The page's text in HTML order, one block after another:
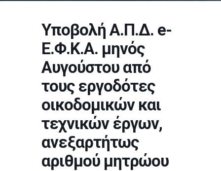
Υποβολή Α.Π.Δ. e-
Ε.Φ.Κ.Α. μηνός
Αυγούστου από
τους εργοδότες
οικοδομικών και
τεχνικών έργων,
ανεξαρτήτως
αριθμού μητρώου